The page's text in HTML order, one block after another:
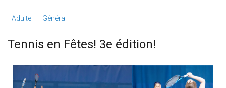
Adulte Général
Tennis en Fêtes! 3e édition!